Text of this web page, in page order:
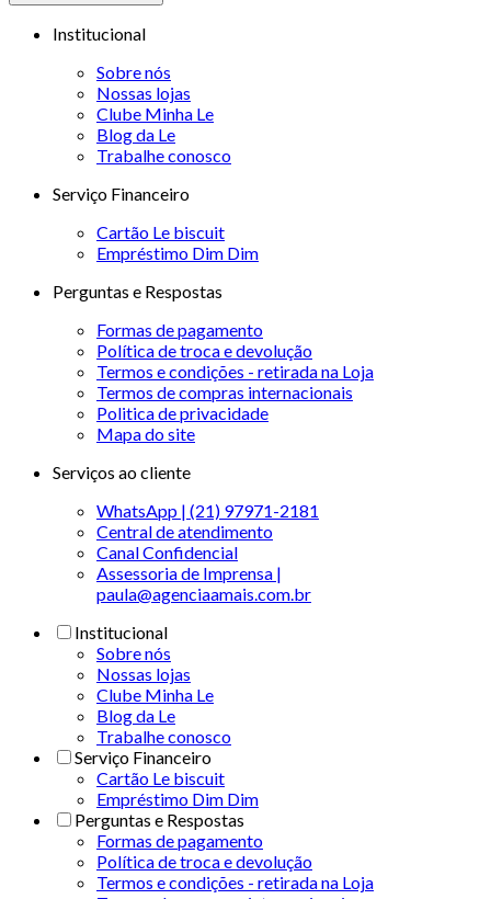
Institucional
Sobre nós
Nossas lojas
Clube Minha Le
Blog da Le
Trabalhe conosco
Serviço Financeiro
Cartão Le biscuit
Empréstimo Dim Dim
Perguntas e Respostas
Formas de pagamento
Política de troca e devolução
Termos e condições - retirada na Loja
Termos de compras internacionais
Politica de privacidade
Mapa do site
Serviços ao cliente
WhatsApp | (21) 97971-2181
Central de atendimento
Canal Confidencial
Assessoria de Imprensa |
paula@agenciaamais.com.br
Institucional
Sobre nós
Nossas lojas
Clube Minha Le
Blog da Le
Trabalhe conosco
Serviço Financeiro
Cartão Le biscuit
Empréstimo Dim Dim
Perguntas e Respostas
Formas de pagamento
Política de troca e devolução
Termos e condições - retirada na Loja